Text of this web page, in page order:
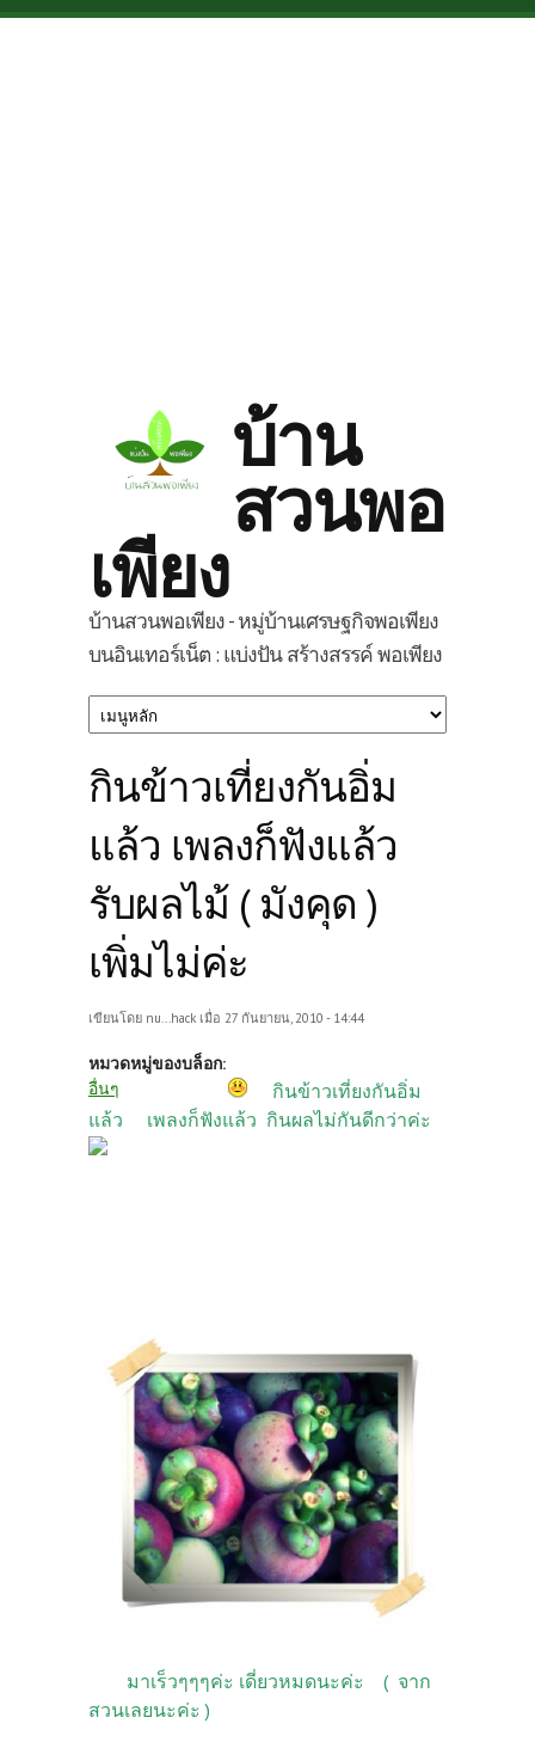
Skip to main content
บ้าน
สวนพอ
เพียง
บ้านสวนพอเพียง - หมู่บ้านเศรษฐกิจพอเพียง
บนอินเทอร์เน็ต : แบ่งปัน สร้างสรรค์ พอเพียง
กินข้าวเที่ยงกันอิ่ม
แล้ว เพลงก็ฟังแล้ว
รับผลไม้ ( มังคุด )
เพิ่มไม่ค่ะ
เขียนโดย nu...hack เมื่อ 27 กันยายน, 2010 - 14:44
หมวดหมู่ของบล็อก:
อื่นๆ
กินข้าวเที่ยงกันอิ่ม
แล้ว เพลงก็ฟังแล้ว กินผลไม่กันดีกว่าค่ะ
มาเร็วๆๆๆค่ะ เดี่ยวหมดนะค่ะ ( จาก
สวนเลยนะค่ะ )